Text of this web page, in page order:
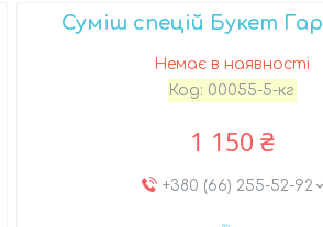
Суміш спецій Букет
Немає в наявності
Код: 00055-5-кг
1 150 ₴
+380 (66) 255-52-92